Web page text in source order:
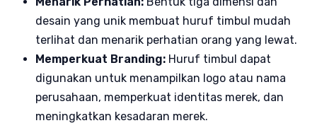
desain yang unik membuat huruf timbul mudah
terlihat dan menarik perhatian orang yang lewat.
Memperkuat Branding: Huruf timbul dapat
digunakan untuk menampilkan logo atau nama
perusahaan, memperkuat identitas merek, dan
meningkatkan kesadaran merek.